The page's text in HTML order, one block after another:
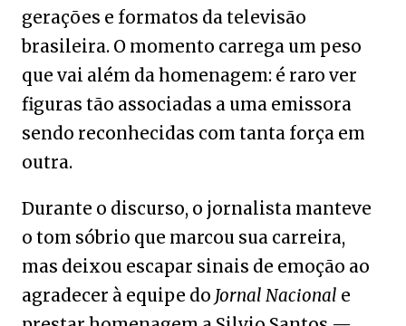
gerações e formatos da televisão
brasileira. O momento carrega um peso
que vai além da homenagem: é raro ver
figuras tão associadas a uma emissora
sendo reconhecidas com tanta força em
outra.
Durante o discurso, o jornalista manteve
o tom sóbrio que marcou sua carreira,
mas deixou escapar sinais de emoção ao
agradecer à equipe do Jornal Nacional e